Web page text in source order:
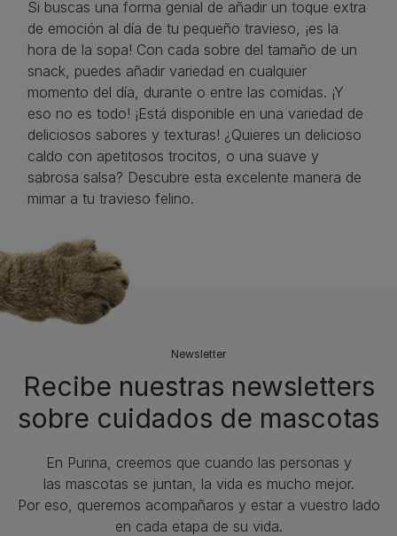
Si buscas una forma genial de añadir un toque extra
de emoción al día de tu pequeño travieso, ¡es la
hora de la sopa! Con cada sobre del tamaño de un
snack, puedes añadir variedad en cualquier
momento del día, durante o entre las comidas. ¡Y
eso no es todo! ¡Está disponible en una variedad de
deliciosos sabores y texturas! ¿Quieres un delicioso
caldo con apetitosos trocitos, o una suave y
sabrosa salsa? Descubre esta excelente manera de
mimar a tu travieso felino.
Newsletter
Recibe nuestras newsletters
sobre cuidados de mascotas​
En Purina, creemos que cuando las personas y
las mascotas se juntan, la vida es mucho mejor.
Por eso, queremos acompañaros y estar a vuestro lado
en cada etapa de su vida.​